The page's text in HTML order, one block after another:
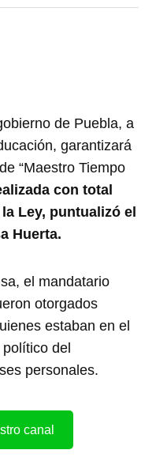
de Puebla, a
garantizará
“Maestro Tiempo
con total
Ley, puntualizó el
Huerta.
el mandatario
otorgados
estaban en el
del
personales.
canal